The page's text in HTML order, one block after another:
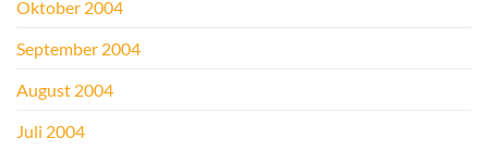
Oktober 2004
September 2004
August 2004
Juli 2004